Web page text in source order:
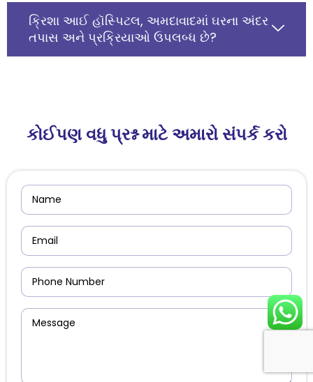
ક્રિશા આઈ હૉસ્પિટલ, અમદાવાદમાં ઘરના અંદર
તપાસ અને પ્રક્રિયાઓ ઉપલબ્ધ છે?
કોઈપણ વધુ પ્રશ્ન માટે અમારો સંપર્ક કરો